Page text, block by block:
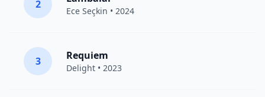
2
Ece Seçkin • 2024
3 Requiem
Delight • 2023